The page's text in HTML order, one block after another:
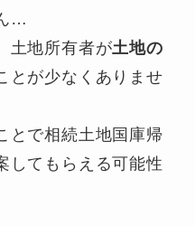
…
土地所有者が土地の
とが少なくありませ
とで相続土地国庫帰
してもらえる可能性